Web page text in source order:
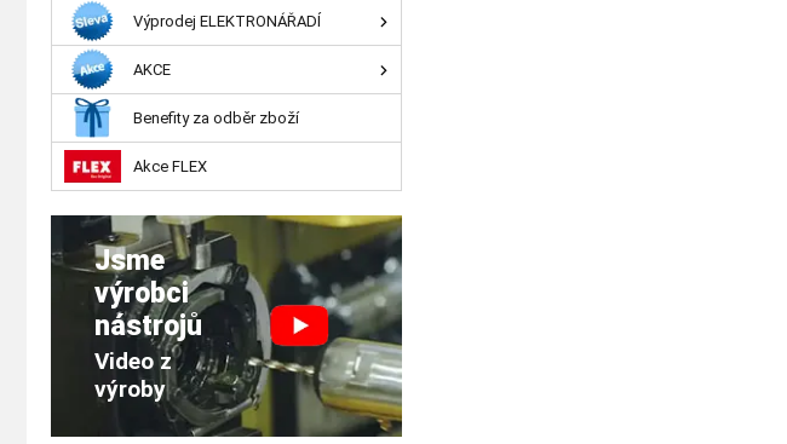
Výprodej ELEKTRONÁŘADÍ
AKCE
Benefity za odběr zboží
Akce FLEX
Jsme
výrobci
nástrojů
Video z
výroby